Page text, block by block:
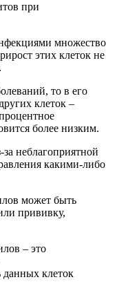
при
множество
этих клеток не
то в его
клеток –
более низким.
неблагоприятной
какими-либо
может быть
прививку,
– это
данных клеток